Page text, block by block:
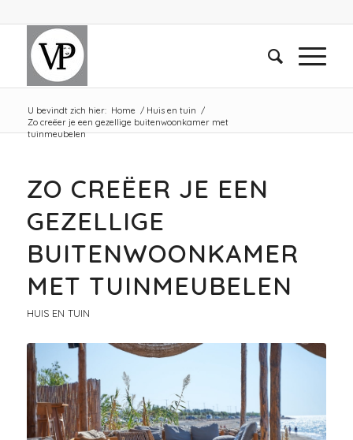
U bevindt zich hier: Home / Huis en tuin /
Zo creëer je een gezellige buitenwoonkamer met
tuinmeubelen
ZO CREËER JE EEN
GEZELLIGE
BUITENWOONKAMER
MET TUINMEUBELEN
HUIS EN TUIN